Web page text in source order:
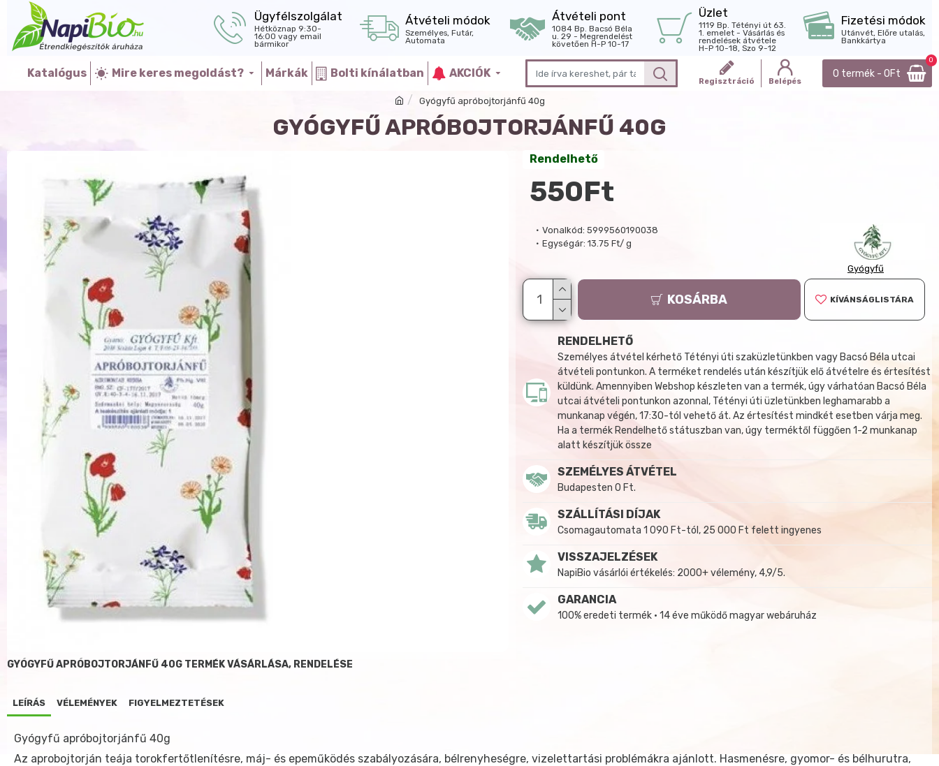
Ügyfélszolgálat
Hétköznap 9:30-
16:00 vagy email
bármikor
Átvételi módok
Személyes, Futár,
Automata
Átvételi pont
1084 Bp. Bacsó Béla
u. 29 - Megrendelést
követően H-P 10-17
Üzlet
1119 Bp. Tétényi út 63.
1. emelet - Vásárlás és
rendelések átvétele
H-P 10-18, Szo 9-12
Fizetési módok
Utánvét, Előre utalás,
Bankkártya
Katalógus Mire keres megoldást? Márkák Bolti kínálatban AKCIÓK
Regisztráció Belépés
0 termék - 0Ft
0
Gyógyfű apróbojtorjánfű 40g
GYÓGYFŰ APRÓBOJTORJÁNFŰ 40G
Vonalkód: 5999560190038
Egységár: 13.75 Ft/ g
Gyógyfű
Rendelhető
550Ft
KOSÁRBA KÍVÁNSÁGLISTÁRA
RENDELHETŐ
Személyes átvétel kérhető Tétényi úti szaküzletünkben vagy Bacsó Béla utcai
átvételi pontunkon. A terméket rendelés után készítjük elő átvételre és értesítést
küldünk. Amennyiben Webshop készleten van a termék, úgy várhatóan Bacsó Béla
utcai átvételi pontunkon azonnal, Tétényi úti üzletünkben leghamarabb a
munkanap végén, 17:30-tól vehető át. Az értesítést mindkét esetben várja meg.
Ha a termék Rendelhető státuszban van, úgy terméktől függően 1-2 munkanap
alatt készítjük össze
SZEMÉLYES ÁTVÉTEL
Budapesten 0 Ft.
SZÁLLÍTÁSI DÍJAK
Csomagautomata 1 090 Ft-tól, 25 000 Ft felett ingyenes
VISSZAJELZÉSEK
NapiBio vásárlói értékelés: 2000+ vélemény, 4,9/5.
GARANCIA
100% eredeti termék • 14 éve működő magyar webáruház
GYÓGYFŰ APRÓBOJTORJÁNFŰ 40G TERMÉK VÁSÁRLÁSA, RENDELÉSE
LEÍRÁS VÉLEMÉNYEK FIGYELMEZTETÉSEK
Gyógyfű apróbojtorjánfű 40g
Az aprobojtorján teája torokfertőtlenítésre, máj- és epeműködés szabályozására, bélrenyheségre, vizelettartási problémákra ajánlott. Hasmenésre, gyomor- és bélhurutra,